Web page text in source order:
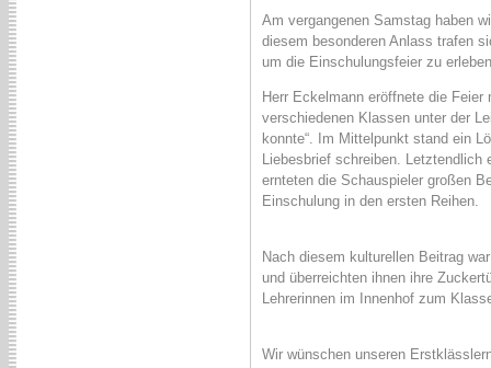
Am vergangenen Samstag haben
diesem besonderen Anlass trafen
um die Einschulungsfeier zu
Herr Eckelmann eröffnete die
verschiedenen Klassen unter der
konnte“. Im Mittelpunkt stand ein
Liebesbrief schreiben.
ernteten die Schauspieler großen
Einschulung in den ersten Reihen.
Nach diesem kulturellen Beitrag
und überreichten ihnen ihre
Lehrerinnen im Innenhof zum
Wir wünschen unseren